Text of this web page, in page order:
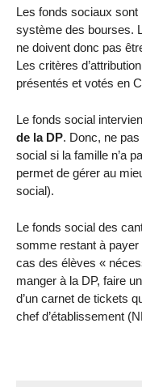
Les fonds sociaux
système des bourses.
ne doivent donc pas
Les critères
présentés et votés en
Le fonds social
de la DP. Donc, ne
social si la famille n’a
permet de gérer au
social).
Le fonds social des
somme restant à
cas des élèves «
manger à la DP, faire
d’un carnet de tickets
chef d’établissement